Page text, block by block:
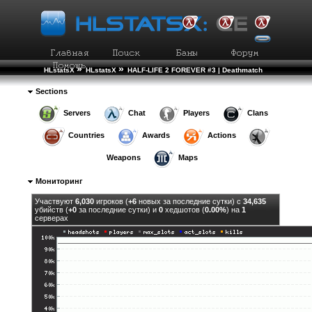
HLstatsX » HLstatsX » HALF-LIFE 2 FOREVER #3 | Deathmatch
Sections
Servers Chat Players Clans
Countries Awards Actions
Weapons Maps
Мониторинг
Участвуют6,030 игроков (+6 новых за последние сутки) c34,635
убийств (+0 за последние сутки) и0 хедшотов (0.00%) на1
серверах